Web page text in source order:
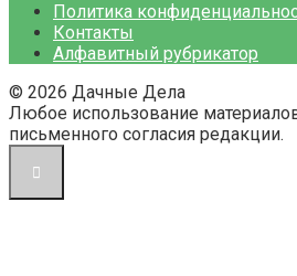
Политика
Контакты
Алфавитный рубрикатор
© 2026 Дачные Дела
Любое использование
письменного согласия редакции.